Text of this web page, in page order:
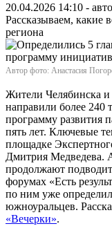
20.04.2026 14:10 -
Рассказываем, какие
региона
Автор фото: Анастасия
Жители Челябинска и
направили более
программу развития
пять лет. Ключевые
площадке
Дмитрия Медведева.
продолжают
форумах «Есть
по ним уже
южноуральцев.
«Вечерки».